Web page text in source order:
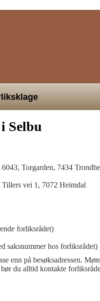
Selbu
Torgarden, 7434
Tillers vei 1, 7072 Heimdal
forliksrådet)
saksnummer hos forliksrådet)
enn på besøksadressen.
du alltid kontakte